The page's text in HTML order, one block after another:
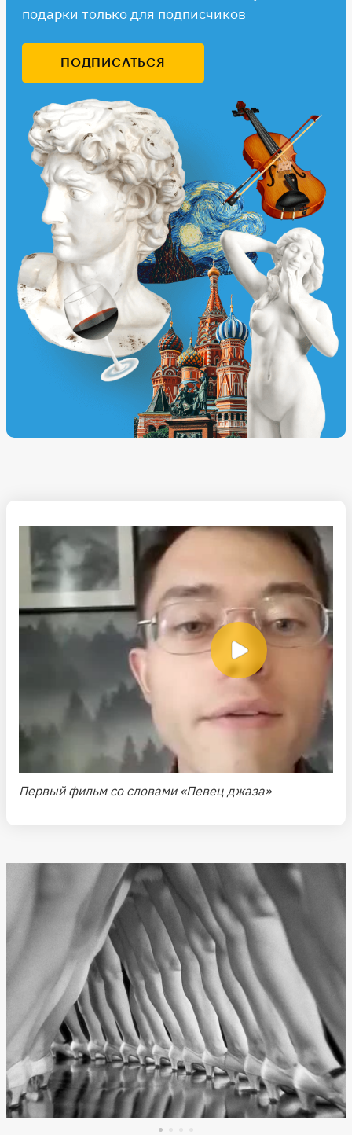
подарки только для подписчиков
ПОДПИСАТЬСЯ
Первый фильм со словами «Певец джаза»